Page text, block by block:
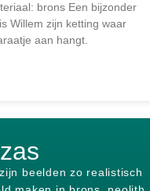
brons Een bijzonder
Willem zijn ketting waar
aan hangt.
beelden zo realistisch